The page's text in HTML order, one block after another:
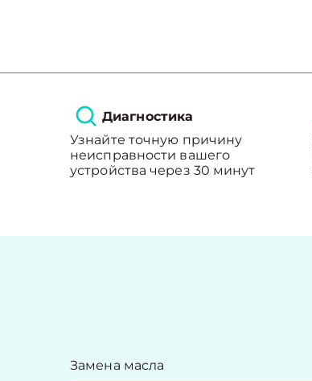
Диагностика
Узнайте точную причину
неисправности вашего
устройства через 30 минут
Замена масла